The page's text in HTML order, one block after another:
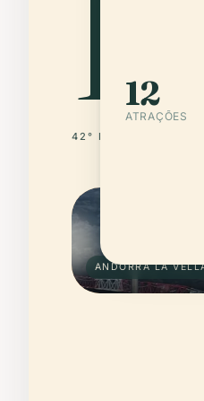
42° N · 1° E
ANDORRA LA
12
ATRAÇÕES